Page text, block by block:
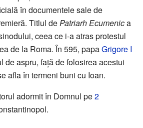
în documentele sale de
Titlul dePatriarh Ecumenica
ceea ce i-a atras protestul
de la Roma. În 595, papaGrigore I
de aspru, față de folosirea acestui
afla în termeni buni cu Ioan.
adormit în Domnul pe2